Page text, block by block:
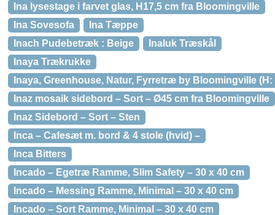
Ina lysestage i farvet glas, H17,5 cm fra Bloomingville
Ina Sovesofa
Ina Tæppe
Inach Pudebetræk : Beige
Inaluk Træskål
Inaya Trækrukke
Inaya, Greenhouse, Natur, Fyrretræ by Bloomingville (H:
Inaz mosaik sidebord – Sort – Ø45 cm fra Bloomingville
Inaz Sidebord – Sort – Sten
Inca – Cafesæt m. bord & 4 stole (hvid) –
Inca Bitters
Incado – Egetræ Ramme, Slim Safety – 30 x 40 cm
Incado – Messing Ramme, Minimal – 30 x 40 cm
Incado – Sort Ramme, Minimal – 30 x 40 cm